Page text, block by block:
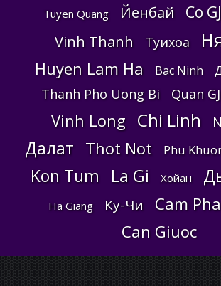
Tuyen Quang
Йенбай Co
Vinh Thanh Туихоа
Huyen Lam Ha Bac Ninh
Thanh Pho Uong Bi Quan
Vinh Long Chi Linh
Далат Thot Not Phu
Kon Tum La Gi Хойан
Ha Giang Ку-Чи
Cam
Can Giuoc